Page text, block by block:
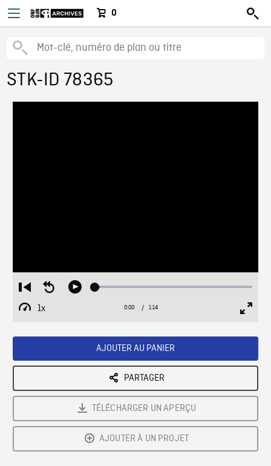
0
STK-ID 78365
Restart
from
beginning
Seek
Play Loaded:
1x
Playback
Current
0:00 / Duration
1:14
AJOUTER AU PANIER
PARTAGER
TÉLÉCHARGER UN APERÇU
AJOUTER À UN PROJET